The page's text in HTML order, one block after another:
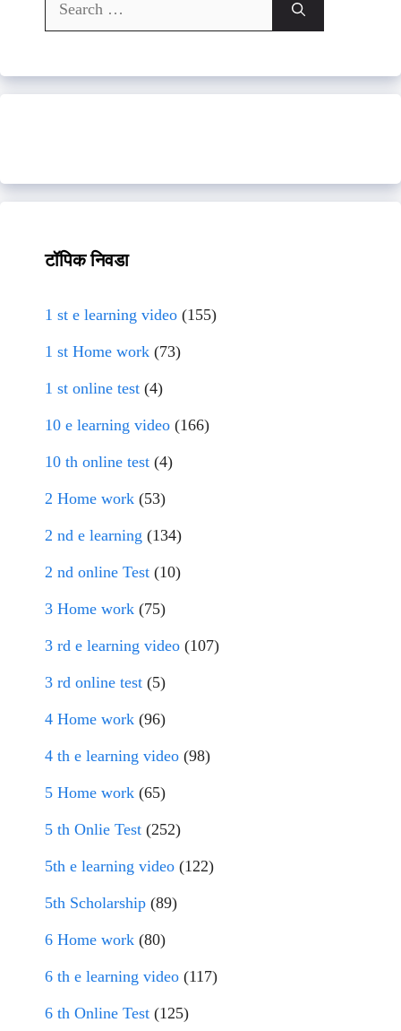
for:
टॉपिक निवडा
1 st e learning video (155)
1 st Home work (73)
1 st online test (4)
10 e learning video (166)
10 th online test (4)
2 Home work (53)
2 nd e learning (134)
2 nd online Test (10)
3 Home work (75)
3 rd e learning video (107)
3 rd online test (5)
4 Home work (96)
4 th e learning video (98)
5 Home work (65)
5 th Onlie Test (252)
5th e learning video (122)
5th Scholarship (89)
6 Home work (80)
6 th e learning video (117)
6 th Online Test (125)